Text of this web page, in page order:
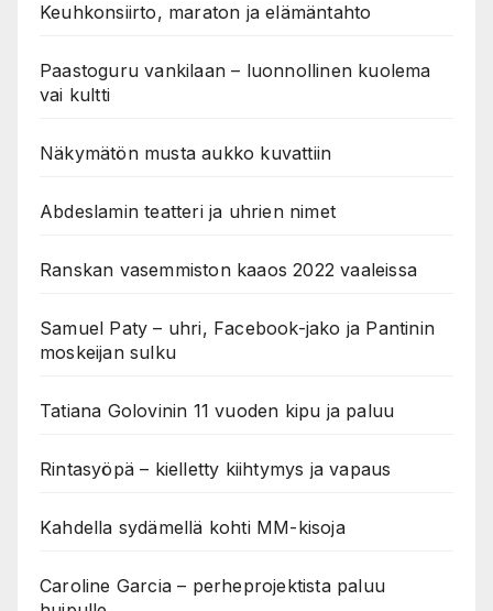
Keuhkonsiirto, maraton ja elämäntahto
Paastoguru vankilaan – luonnollinen kuolema
vai kultti
Näkymätön musta aukko kuvattiin
Abdeslamin teatteri ja uhrien nimet
Ranskan vasemmiston kaaos 2022 vaaleissa
Samuel Paty – uhri, Facebook-jako ja Pantinin
moskeijan sulku
Tatiana Golovinin 11 vuoden kipu ja paluu
Rintasyöpä – kielletty kiihtymys ja vapaus
Kahdella sydämellä kohti MM-kisoja
Caroline Garcia – perheprojektista paluu